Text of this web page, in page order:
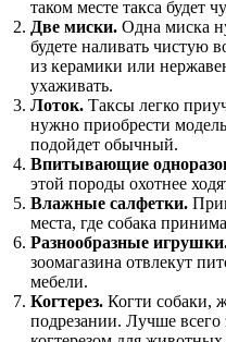
таком месте такса будет
Две миски. Одна миска
будете наливать чистую
из керамики или
ухаживать.
Лоток. Таксы легко
нужно приобрести
подойдет обычный.
Впитывающие
этой породы охотнее
Влажные салфетки.
места, где собака
Разнообразные
зоомагазина отвлекут
мебели.
Когтерез. Когти собаки,
подрезании. Лучше всего